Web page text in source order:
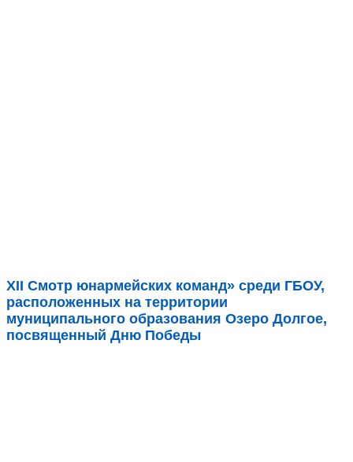
XII Смотр юнармейских команд» среди ГБОУ,
расположенных на территории
муниципального образования Озеро Долгое,
посвященный Дню Победы